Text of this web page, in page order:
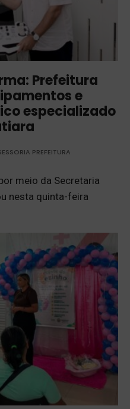
Prefeitura
e
especializado
PREFEITURA
meio da Secretaria
nesta quinta-feira